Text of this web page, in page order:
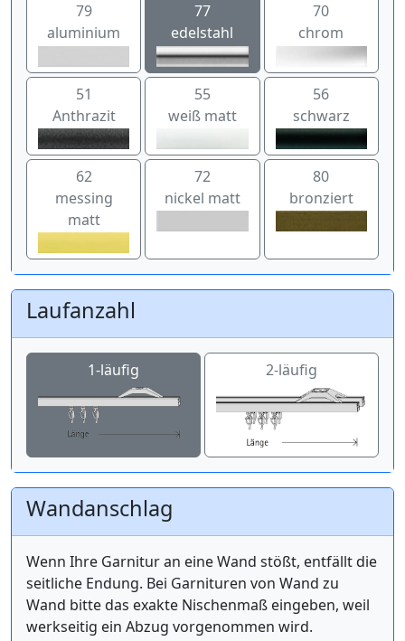
79
aluminium
77
edelstahl
70
chrom
51
Anthrazit
55
weiß matt
56
schwarz
62
messing
matt
72
nickel matt
80
bronziert
Laufanzahl
1-läufig 2-läufig
Wandanschlag
Wenn Ihre Garnitur an eine Wand stößt, entfällt die
seitliche Endung. Bei Garnituren von Wand zu
Wand bitte das exakte Nischenmaß eingeben, weil
werkseitig ein Abzug vorgenommen wird.